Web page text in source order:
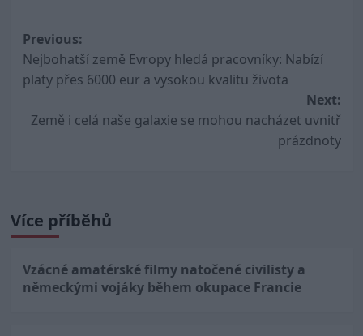
Post
navigation
Previous:
Nejbohatší země Evropy hledá pracovníky: Nabízí
platy přes 6000 eur a vysokou kvalitu života
Next:
Země i celá naše galaxie se mohou nacházet uvnitř
prázdnoty
Více příběhů
Vzácné amatérské filmy natočené civilisty a
německými vojáky během okupace Francie